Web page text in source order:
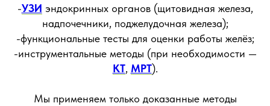
-УЗИ эндокринных органов (щитовидная железа,
надпочечники, поджелудочная железа);
-функциональные тесты для оценки работы желёз;
-инструментальные методы (при необходимости —
КТ, МРТ).
Мы применяем только доказанные методы